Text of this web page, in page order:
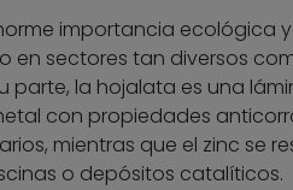
importancia ecológica
en sectores tan diversos
parte, la hojalata es una
con propiedades
mientras que el zinc se
o depósitos catalíticos.